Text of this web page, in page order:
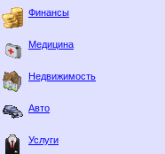
Финансы
Медицина
Недвижимость
Авто
Услуги